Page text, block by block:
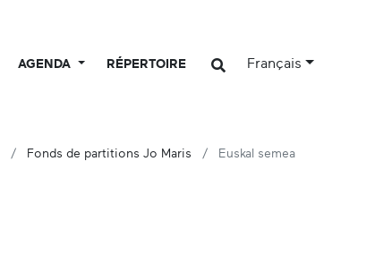
AGENDA RÉPERTOIRE Français
Fonds de partitions Jo Maris Euskal semea